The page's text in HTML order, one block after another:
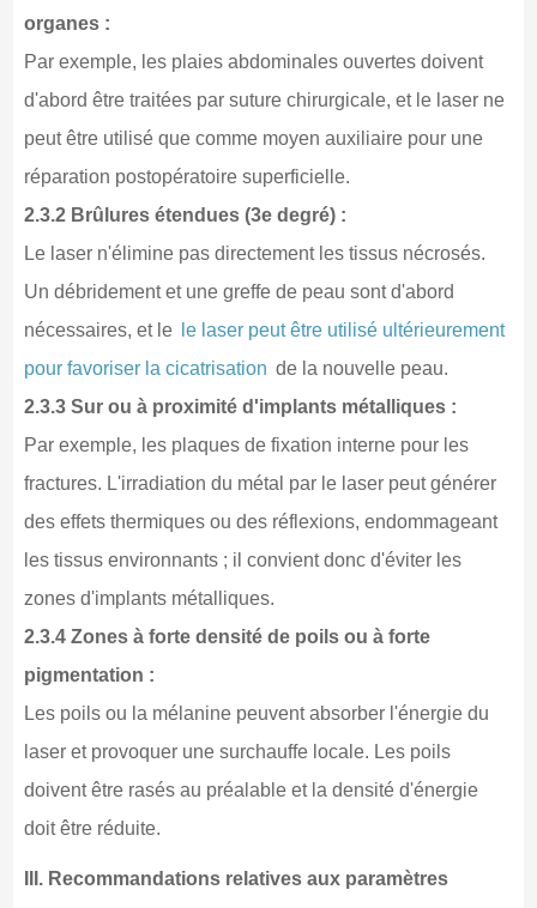
organes :
Par exemple, les plaies abdominales ouvertes doivent
d'abord être traitées par suture chirurgicale, et le laser ne
peut être utilisé que comme moyen auxiliaire pour une
réparation postopératoire superficielle.
2.3.2 Brûlures étendues (3e degré) :
Le laser n'élimine pas directement les tissus nécrosés.
Un débridement et une greffe de peau sont d'abord
nécessaires, et le
le laser peut être utilisé ultérieurement
pour favoriser la cicatrisation de la nouvelle peau.
2.3.3 Sur ou à proximité d'implants métalliques :
Par exemple, les plaques de fixation interne pour les
fractures. L'irradiation du métal par le laser peut générer
des effets thermiques ou des réflexions, endommageant
les tissus environnants ; il convient donc d'éviter les
zones d'implants métalliques.
2.3.4 Zones à forte densité de poils ou à forte
pigmentation :
Les poils ou la mélanine peuvent absorber l'énergie du
laser et provoquer une surchauffe locale. Les poils
doivent être rasés au préalable et la densité d'énergie
doit être réduite.
III. Recommandations relatives aux paramètres